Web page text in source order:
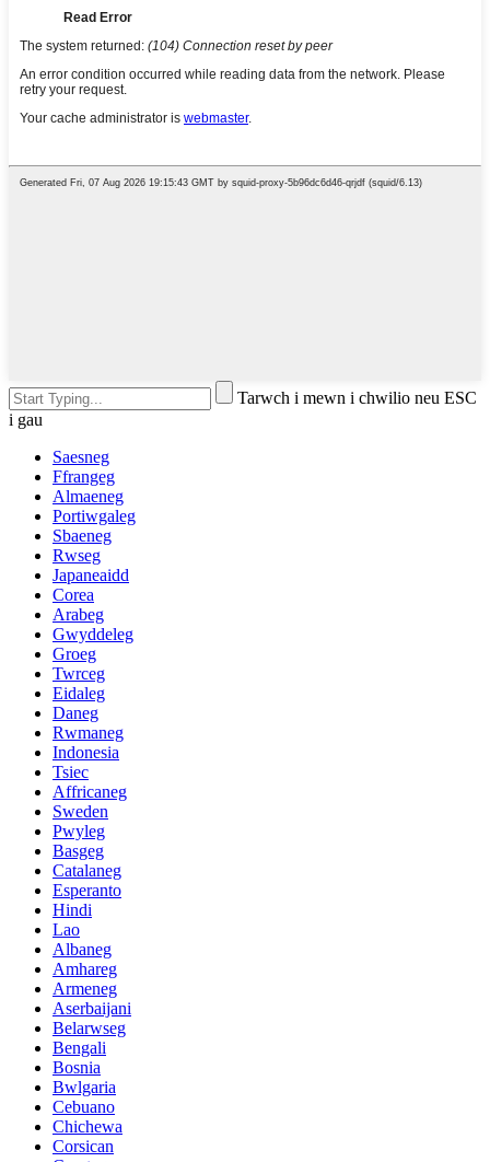
Tarwch i mewn i chwilio neu ESC
i gau
Saesneg
Ffrangeg
Almaeneg
Portiwgaleg
Sbaeneg
Rwseg
Japaneaidd
Corea
Arabeg
Gwyddeleg
Groeg
Twrceg
Eidaleg
Daneg
Rwmaneg
Indonesia
Tsiec
Affricaneg
Sweden
Pwyleg
Basgeg
Catalaneg
Esperanto
Hindi
Lao
Albaneg
Amhareg
Armeneg
Aserbaijani
Belarwseg
Bengali
Bosnia
Bwlgaria
Cebuano
Chichewa
Corsican